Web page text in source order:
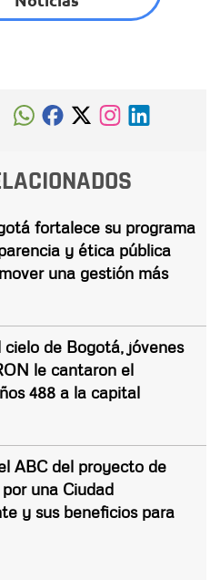
fortalece su programa
y ética pública
una gestión más
cielo de Bogotá, jóvenes
le cantaron el
488 a la capital
ABC del proyecto de
una Ciudad
y sus beneficios para